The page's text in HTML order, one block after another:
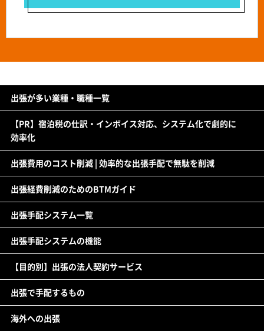
出張が多い業種・職種一覧
【PR】宿泊税の仕訳・インボイス対応、システム化で劇的に
効率化
出張費用のコスト削減 | 効率的な出張手配で無駄を削減
出張経費削減のためのBTMガイド
出張手配システム一覧
出張手配システムの機能
【目的別】出張の法人契約サービス
出張で手配するもの
海外への出張